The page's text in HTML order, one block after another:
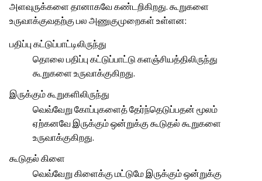
அளவுருக்களை தானாகவே கண்டறிகிறது. கூறுகளை
உருவாக்குவதற்கு பல அணுகுமுறைகள் உள்ளன:
பதிப்பு கட்டுப்பாட்டிலிருந்து
தொலை பதிப்பு கட்டுப்பாட்டு களஞ்சியத்திலிருந்து
கூறுகளை உருவாக்குகிறது.
இருக்கும் கூறுகளிலிருந்து
வெவ்வேறு கோப்புகளைத் தேர்ந்தெடுப்பதன் மூலம்
ஏற்கனவே இருக்கும் ஒன்றுக்கு கூடுதல் கூறுகளை
உருவாக்குகிறது.
கூடுதல் கிளை
வெவ்வேறு கிளைக்கு மட்டுமே இருக்கும் ஒன்றுக்கு